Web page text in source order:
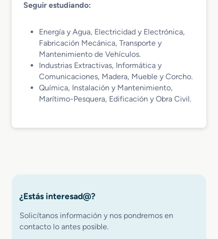
Seguir estudiando:
Energía y Agua, Electricidad y Electrónica,
Fabricación Mecánica, Transporte y
Mantenimiento de Vehículos.
Industrias Extractivas, Informática y
Comunicaciones, Madera, Mueble y Corcho.
Química, Instalación y Mantenimiento,
Marítimo-Pesquera, Edificación y Obra Civil.
¿Estás interesad@?
Solicítanos información y nos pondremos en
contacto lo antes posible.